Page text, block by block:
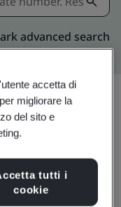
advanced search
Condividi:
accetta di
migliorare la
del sito e
tutti i
cookie